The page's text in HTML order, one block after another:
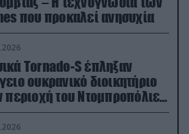
που προκαλεί ανησυχία
Tornado-S έπληξαν
ουκρανικό διοικητήριο
περιοχή του Ντομπροπόλιε